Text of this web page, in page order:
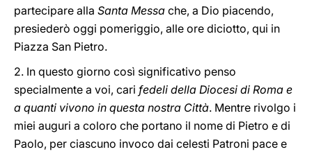
partecipare alla Santa Messa che, a Dio piacendo,
presiederò oggi pomeriggio, alle ore diciotto, qui in
Piazza San Pietro.
2. In questo giorno così significativo penso
specialmente a voi, cari fedeli della Diocesi di Roma e
a quanti vivono in questa nostra Città. Mentre rivolgo i
miei auguri a coloro che portano il nome di Pietro e di
Paolo, per ciascuno invoco dai celesti Patroni pace e